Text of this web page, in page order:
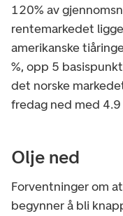
120% av
rentemarkedet
amerikanske
%, opp 5
det norske
fredag ned med
Olje ned
Forventninger om
begynner å bli